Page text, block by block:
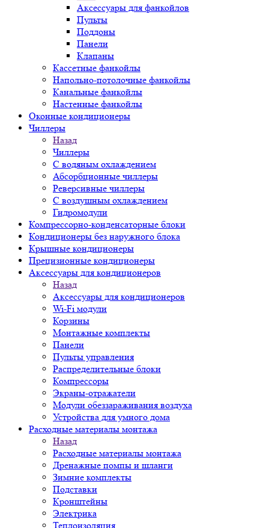
Аксессуары для фанкойлов
Пульты
Поддоны
Панели
Клапаны
Кассетные фанкойлы
Напольно-потолочные фанкойлы
Канальные фанкойлы
Настенные фанкойлы
Оконные кондиционеры
Чиллеры
Назад
Чиллеры
С водяным охлаждением
Абсорбционные чиллеры
Реверсивные чиллеры
С воздушным охлаждением
Гидромодули
Компрессорно-конденсаторные блоки
Кондиционеры без наружного блока
Крышные кондиционеры
Прецизионные кондиционеры
Аксессуары для кондиционеров
Назад
Аксессуары для кондиционеров
Wi-Fi модули
Корзины
Монтажные комплекты
Панели
Пульты управления
Распределительные блоки
Компрессоры
Экраны-отражатели
Модули обеззараживания воздуха
Устройства для умного дома
Расходные материалы монтажа
Назад
Расходные материалы монтажа
Дренажные помпы и шланги
Зимние комплекты
Подставки
Кронштейны
Электрика
Теплоизоляция